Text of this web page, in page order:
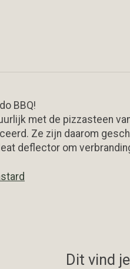
BBQ!
met de pizzasteen
Ze zijn daarom
deflector om
Dit vind